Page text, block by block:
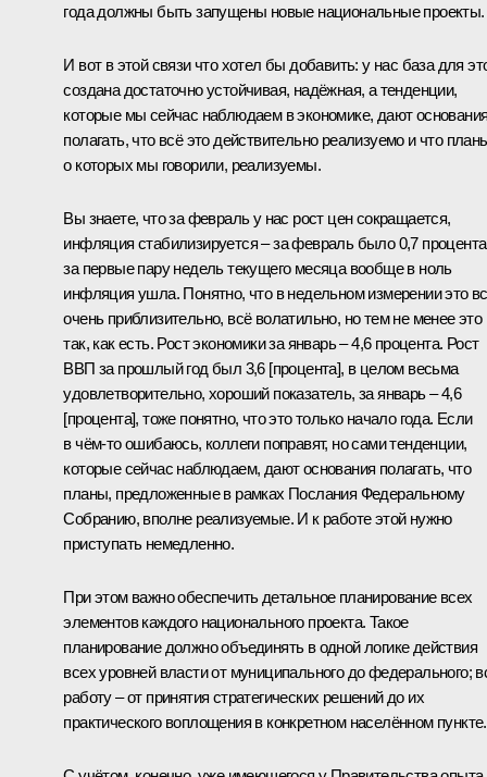
года должны быть запущены новые национальные проекты.
И вот в этой связи что хотел бы добавить: у нас база для
создана достаточно устойчивая, надёжная, а тенденции,
которые мы сейчас наблюдаем в экономике, дают
полагать, что всё это действительно реализуемо и что
о которых мы говорили, реализуемы.
Вы знаете, что за февраль у нас рост цен сокращается,
инфляция стабилизируется – за февраль было 0,7
за первые пару недель текущего месяца вообще в ноль
инфляция ушла. Понятно, что в недельном измерении это
очень приблизительно, всё волатильно, но тем не менее это
так, как есть. Рост экономики за январь – 4,6 процента. Рост
ВВП за прошлый год был 3,6 [процента], в целом весьма
удовлетворительно, хороший показатель, за январь – 4,6
[процента], тоже понятно, что это только начало года. Если
в чём-то ошибаюсь, коллеги поправят, но сами тенденции,
которые сейчас наблюдаем, дают основания полагать, что
планы, предложенные в рамках Послания Федеральному
Собранию, вполне реализуемые. И к работе этой нужно
приступать немедленно.
При этом важно обеспечить детальное планирование всех
элементов каждого национального проекта. Такое
планирование должно объединять в одной логике действия
всех уровней власти от муниципального до федерального;
работу – от принятия стратегических решений до их
практического воплощения в конкретном населённом пункте.